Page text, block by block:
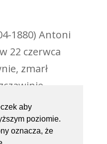
aby
poziomie.
oznacza, że
1880) Antoni
22 czerwca
zmarł
klasztoru po-
kapłańskie